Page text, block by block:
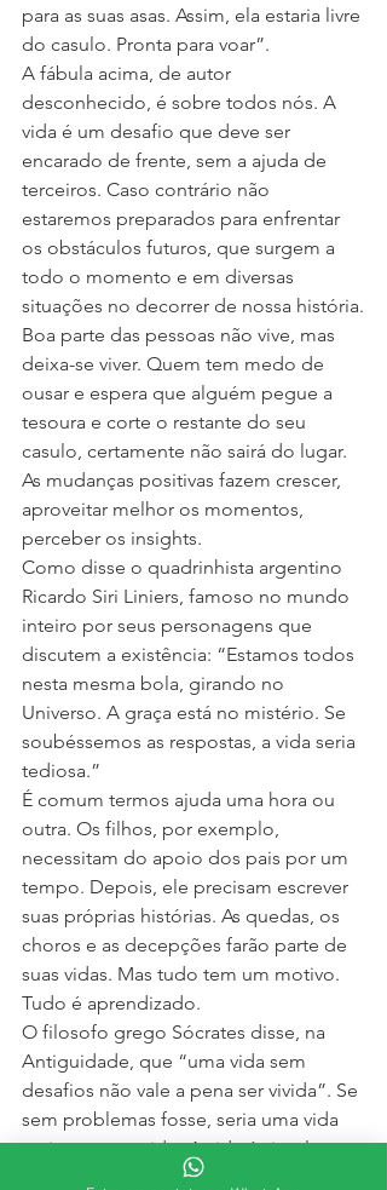
para as suas asas. Assim, ela estaria livre
do casulo. Pronta para voar”.
A fábula acima, de autor
desconhecido, é sobre todos nós. A
vida é um desafio que deve ser
encarado de frente, sem a ajuda de
terceiros. Caso contrário não
estaremos preparados para enfrentar
os obstáculos futuros, que surgem a
todo o momento e em diversas
situações no decorrer de nossa história.
Boa parte das pessoas não vive, mas
deixa-se viver. Quem tem medo de
ousar e espera que alguém pegue a
tesoura e corte o restante do seu
casulo, certamente não sairá do lugar.
As mudanças positivas fazem crescer,
aproveitar melhor os momentos,
perceber os insights.
Como disse o quadrinhista argentino
Ricardo Siri Liniers, famoso no mundo
inteiro por seus personagens que
discutem a existência: “Estamos todos
nesta mesma bola, girando no
Universo. A graça está no mistério. Se
soubéssemos as respostas, a vida seria
tediosa.”
É comum termos ajuda uma hora ou
outra. Os filhos, por exemplo,
necessitam do apoio dos pais por um
tempo. Depois, ele precisam escrever
suas próprias histórias. As quedas, os
choros e as decepções farão parte de
suas vidas. Mas tudo tem um motivo.
Tudo é aprendizado.
O filosofo grego Sócrates disse, na
Antiguidade, que “uma vida sem
desafios não vale a pena ser vivida”. Se
sem problemas fosse, seria uma vida
vazia, sem sentido. A vida é simples, o
ser humano é que gosta de complicar